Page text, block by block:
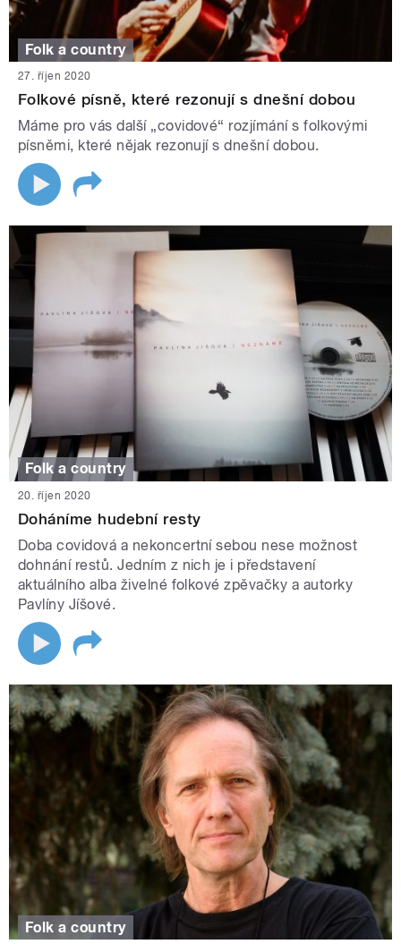
Folk a country
27. říjen 2020
Folkové písně, které rezonují s dnešní dobou
Máme pro vás další „covidové“ rozjímání s folkovými
písněmi, které nějak rezonují s dnešní dobou.
Folk a country
20. říjen 2020
Doháníme hudební resty
Doba covidová a nekoncertní sebou nese možnost
dohnání restů. Jedním z nich je i představení
aktuálního alba živelné folkové zpěvačky a autorky
Pavlíny Jíšové.
Folk a country